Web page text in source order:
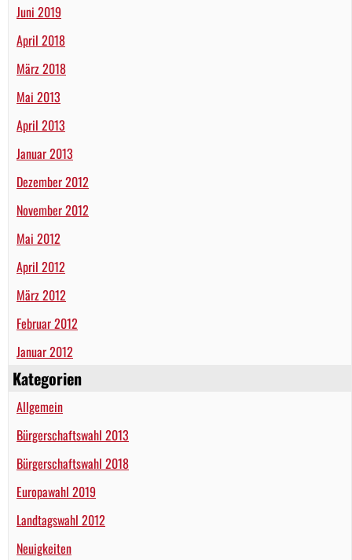
Juni 2019
April 2018
März 2018
Mai 2013
April 2013
Januar 2013
Dezember 2012
November 2012
Mai 2012
April 2012
März 2012
Februar 2012
Januar 2012
Kategorien
Allgemein
Bürgerschaftswahl 2013
Bürgerschaftswahl 2018
Europawahl 2019
Landtagswahl 2012
Neuigkeiten